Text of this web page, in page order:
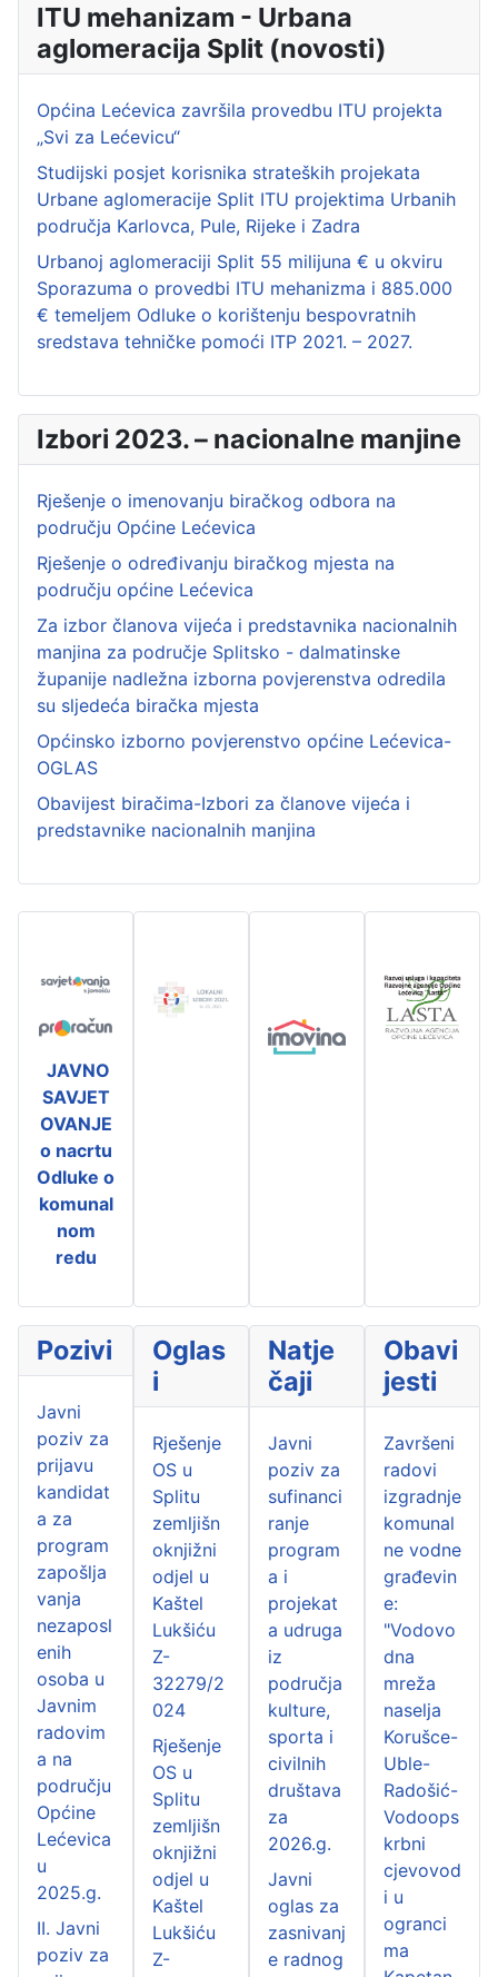
ITU mehanizam - Urbana
aglomeracija Split (novosti)
Općina Lećevica završila provedbu ITU projekta
„Svi za Lećevicu“
Studijski posjet korisnika strateških projekata
Urbane aglomeracije Split ITU projektima Urbanih
područja Karlovca, Pule, Rijeke i Zadra
Urbanoj aglomeraciji Split 55 milijuna € u okviru
Sporazuma o provedbi ITU mehanizma i 885.000
€ temeljem Odluke o korištenju bespovratnih
sredstava tehničke pomoći ITP 2021. – 2027.
Izbori 2023. – nacionalne manjine
Rješenje o imenovanju biračkog odbora na
području Općine Lećevica
Rješenje o određivanju biračkog mjesta na
području općine Lećevica
Za izbor članova vijeća i predstavnika nacionalnih
manjina za područje Splitsko - dalmatinske
županije nadležna izborna povjerenstva odredila
su sljedeća biračka mjesta
Općinsko izborno povjerenstvo općine Lećevica-
OGLAS
Obavijest biračima-Izbori za članove vijeća i
predstavnike nacionalnih manjina
JAVNO
SAVJET
OVANJE
o nacrtu
Odluke o
komunal
nom
redu
Pozivi
Javni
poziv za
prijavu
kandidat
a za
program
zapošlja
vanja
nezaposl
enih
osoba u
Javnim
radovim
a na
području
Općine
Lećevica
u
2025.g.
II. Javni
poziv za
Oglas
i
Rješenje
OS u
Splitu
zemljišn
oknjižni
odjel u
Kaštel
Lukšiću
Z-
32279/2
024
Rješenje
OS u
Splitu
zemljišn
oknjižni
odjel u
Kaštel
Lukšiću
Z-
Natje
čaji
Javni
poziv za
sufinanci
ranje
program
a i
projekat
a udruga
iz
područja
kulture,
sporta i
civilnih
društava
za
2026.g.
Javni
oglas za
zasnivanj
e radnog
Obavi
jesti
Završeni
radovi
izgradnje
komunal
ne vodne
građevin
e:
"Vodovo
dna
mreža
naselja
Korušce-
Uble-
Radošić-
Vodoops
krbni
cjevovod
i u
ogranci
ma